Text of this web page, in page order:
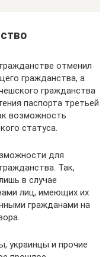
отменил
гражданства, а
гражданства
паспорта третьей
возможность
статуса.
для
Так,
в случае
лиц, имеющих их
гражданами на
украинцы и прочие